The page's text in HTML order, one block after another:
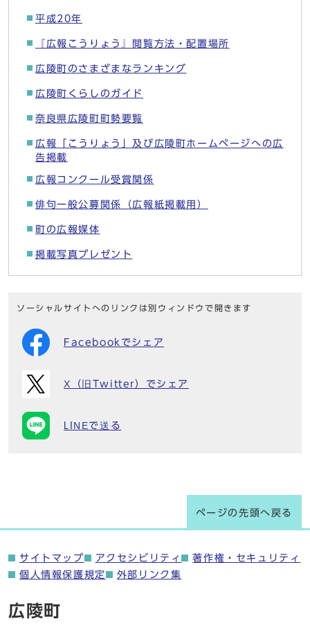
平成20年
『広報こうりょう』閲覧方法・配置場所
広陵町のさまざまなランキング
広陵町くらしのガイド
奈良県広陵町町勢要覧
広報「こうりょう」及び広陵町ホームページへの広
告掲載
広報コンクール受賞関係
俳句一般公募関係（広報紙掲載用）
町の広報媒体
掲載写真プレゼント
ソーシャルサイトへのリンクは別ウィンドウで開きます
Facebookでシェア
X（旧Twitter）でシェア
LINEで送る
ページの先頭へ戻る
サイトマップ アクセシビリティ
著作権・セキュリティ
個人情報保護規定
外部リンク集
広陵町